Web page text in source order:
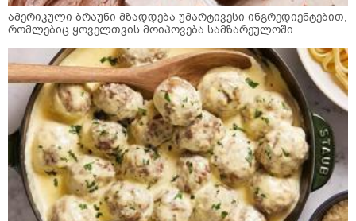
ამერიკული ბრაუნი მზადდება უმარტივესი ინგრედიენტებით,
რომლებიც ყოველთვის მოიპოვება სამზარეულოში